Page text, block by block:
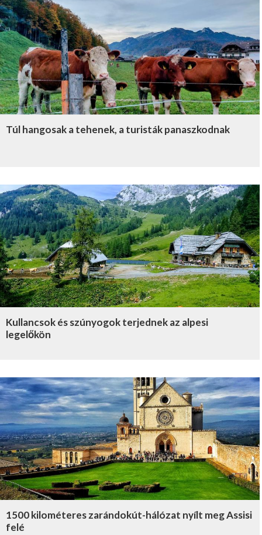
Túl hangosak a tehenek, a turisták panaszkodnak
Kullancsok és szúnyogok terjednek az alpesi
legelőkön
1500 kilométeres zarándokút-hálózat nyílt meg Assisi
felé